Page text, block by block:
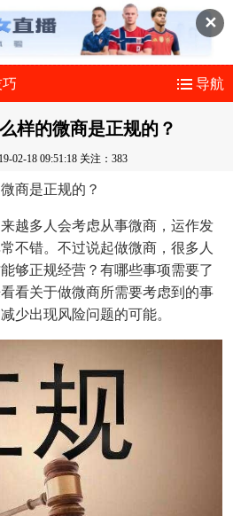
✕
导航
样的微商是正规的？
02-18 09:51:18 关注：383
商是正规的？
多人会考虑从事微商，运作发
不错。不过说起做微商，很多人
够正规经营？有哪些事项需要了
看关于做微商所需要考虑到的事
少出现风险问题的可能。